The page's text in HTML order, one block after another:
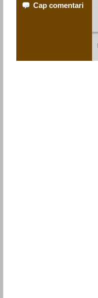
Cap comentari